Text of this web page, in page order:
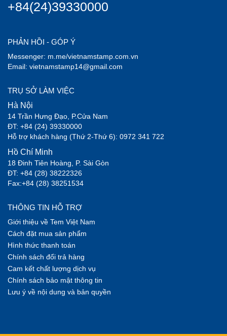
+84(24)39330000
PHẢN HỒI - GÓP Ý
Messenger: m.me/vietnamstamp.com.vn
Email: vietnamstamp14@gmail.com
TRỤ SỞ LÀM VIỆC
Hà Nội
14 Trần Hưng Đạo, P.Cửa Nam
ĐT: +84 (24) 39330000
Hỗ trợ khách hàng (Thứ 2-Thứ 6): 0972 341 722
Hồ Chí Minh
18 Đinh Tiên Hoàng, P. Sài Gòn
ĐT: +84 (28) 38222326
Fax:+84 (28) 38251534
THÔNG TIN HỖ TRỢ
Giới thiệu về Tem Việt Nam
Cách đặt mua sản phẩm
Hình thức thanh toán
Chính sách đổi trả hàng
Cam kết chất lượng dịch vụ
Chính sách bảo mật thông tin
Lưu ý về nội dung và bản quyền